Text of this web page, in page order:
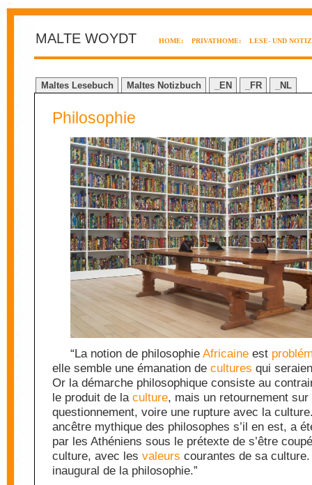
MALTE WOYDT HOME: PRIVATHOME: LESE- UND
Maltes Lesebuch Maltes Notizbuch _EN _FR _NL
Philosophie
“La notion de philosophie Africaine est
elle semble une émanation de cultures qui
Or la démarche philosophique consiste au
le produit de la culture, mais un retournement
questionnement, voire une rupture avec la
ancêtre mythique des philosophes s’il en est, a
par les Athéniens sous le prétexte de s’être
culture, avec les valeurs courantes de sa culture.
inaugural de la philosophie.”